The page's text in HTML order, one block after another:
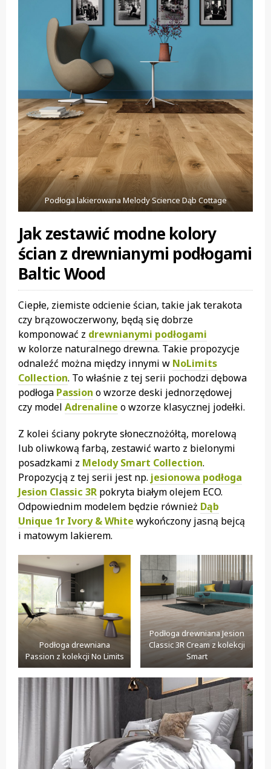
Podłoga lakierowana Melody Science Dąb Cottage
Jak zestawić modne kolory
ścian z drewnianymi podłogami
Baltic Wood
Ciepłe, ziemiste odcienie ścian, takie jak terakota
czy brązowoczerwony, będą się dobrze
komponować z drewnianymi podłogami
w kolorze naturalnego drewna. Takie propozycje
odnaleźć można między innymi w NoLimits
Collection. To właśnie z tej serii pochodzi dębowa
podłoga Passion o wzorze deski jednorzędowej
czy model Adrenaline o wzorze klasycznej jodełki.
Z kolei ściany pokryte słonecznożółtą, morelową
lub oliwkową farbą, zestawić warto z bielonymi
posadzkami z Melody Smart Collection.
Propozycją z tej serii jest np. jesionowa podłoga
Jesion Classic 3R pokryta białym olejem ECO.
Odpowiednim modelem będzie również Dąb
Unique 1r Ivory & White wykończony jasną bejcą
i matowym lakierem.
Podłoga drewniana
Passion z kolekcji No Limits
Podłoga drewniana Jesion
Classic 3R Cream z kolekcji
Smart